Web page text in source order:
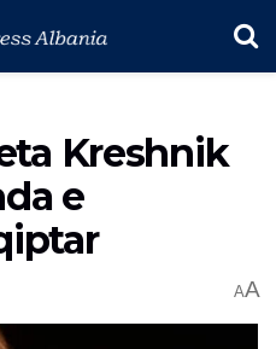
Kreshnik
e
AA